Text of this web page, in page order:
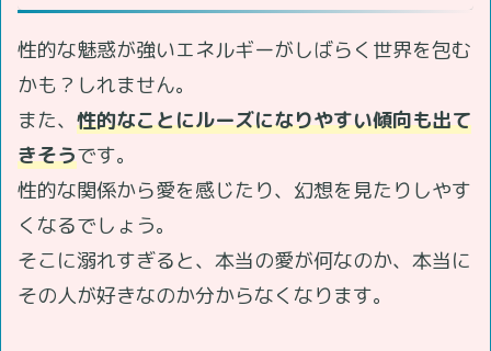
性的な魅惑が強いエネルギーがしばらく世界を包む
かも？しれません。
また、 性的なことにルーズになりやすい傾向も出て
きそうです。
性的な関係から愛を感じたり、幻想を見たりしやす
くなるでしょう。
そこに溺れすぎると、本当の愛が何なのか、本当に
その人が好きなのか分からなくなります。